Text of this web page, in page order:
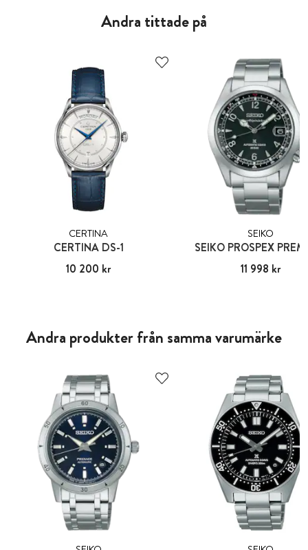
Andra tittade på
CERTINA
CERTINA DS-1
Pris: 10 200 kr
10 200 kr
SEIKO
SEIKO PROSPEX
Pris:11 998 kr
11 998 kr
Andra produkter från samma varumärke